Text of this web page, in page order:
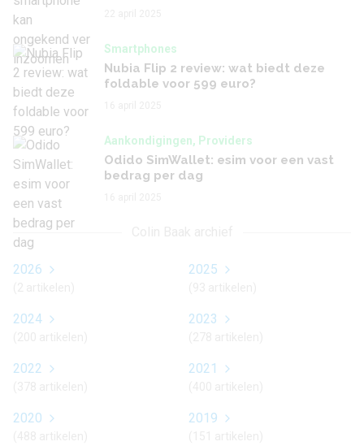
Smartphones
Nubia Flip 2 review: wat biedt deze
foldable voor 599 euro?
Aankondigingen, Providers
Odido SimWallet: esim voor een vast
bedrag per dag
2026 2025
2024 2023
2022 2021
2020 2019